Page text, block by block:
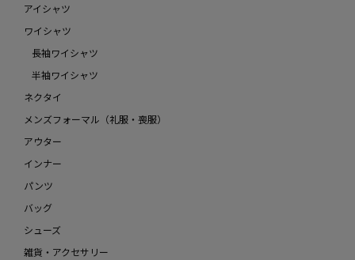
アイシャツ
ワイシャツ
長袖ワイシャツ
半袖ワイシャツ
ネクタイ
メンズフォーマル（礼服・喪服）
アウター
インナー
パンツ
バッグ
シューズ
雑貨・アクセサリー